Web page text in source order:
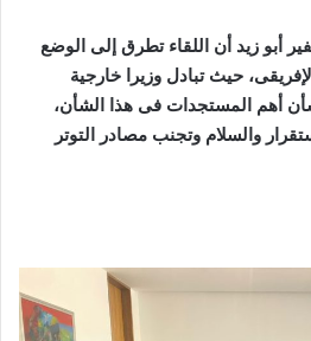
أبو زيد أن اللقاء تطرق إلى الوضع
حيث تبادل وزيرا خارجية
أهم المستجدات فى هذا الشأن،
والسلام وتجنب مصادر التوتر